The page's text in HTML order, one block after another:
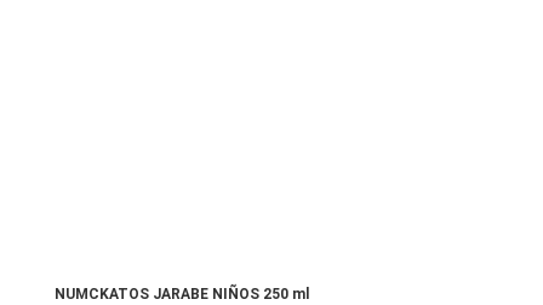
NUMCKATOS JARABE NIÑOS 250 ml